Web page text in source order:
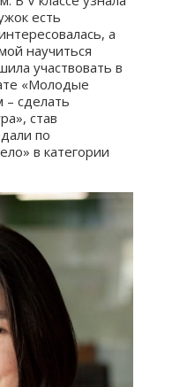
есть
а
научиться
участвовать в
«Молодые
– сделать
став
по
в категории